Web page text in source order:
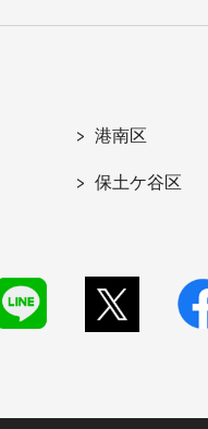
港南区
保土ケ谷区